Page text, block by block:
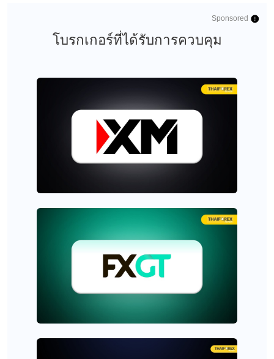
โบรกเกอร์ที่ได้รับการควบคุม
Sponsored